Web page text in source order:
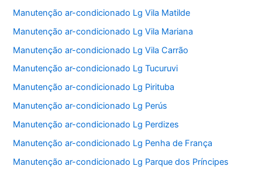
Manutenção ar-condicionado Lg Vila Matilde
Manutenção ar-condicionado Lg Vila Mariana
Manutenção ar-condicionado Lg Vila Carrão
Manutenção ar-condicionado Lg Tucuruvi
Manutenção ar-condicionado Lg Pirituba
Manutenção ar-condicionado Lg Perús
Manutenção ar-condicionado Lg Perdizes
Manutenção ar-condicionado Lg Penha de França
Manutenção ar-condicionado Lg Parque dos Príncipes